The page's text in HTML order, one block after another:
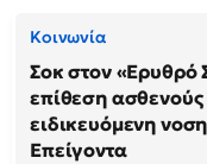
Κοινωνία
Σοκ στον «Ερυθρό
επίθεση ασθενούς
ειδικευόμενη
Επείγοντα